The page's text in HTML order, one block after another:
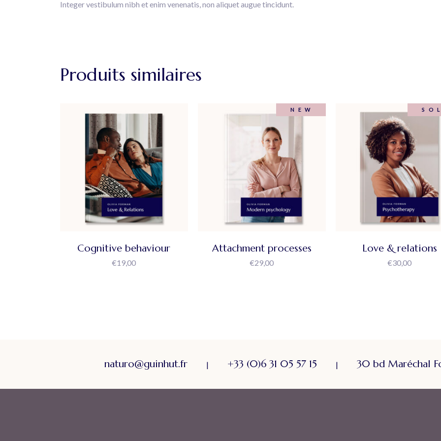
Integer vestibulum nibh et enim venenatis, non aliquet augue tincidunt.
Produits similaires
Cognitive behaviour
€19,00
NEW
Attachment processes
€29,00
Love & relations
€30,00
naturo@guinhut.fr | +33 (0)6 31 05 57 15 | 30 bd Maréchal